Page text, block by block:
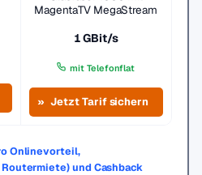
MagentaTV MegaStream
1 GBit/s
mit Telefonflat
Jetzt Tarif sichern
Onlinevorteil,
und Cashback